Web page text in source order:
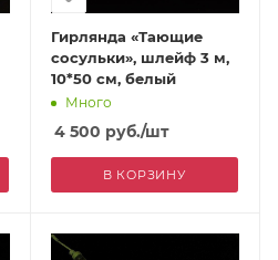
Гирлянда «Тающие
сосульки», шлейф 3 м,
10*50 см, белый
Много
4 500 руб./шт
В КОРЗИНУ